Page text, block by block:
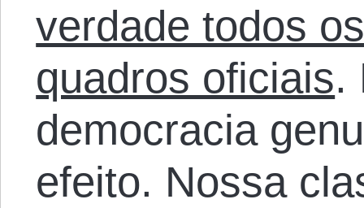
verdade todos
quadros oficiais.
democracia
efeito. Nossa